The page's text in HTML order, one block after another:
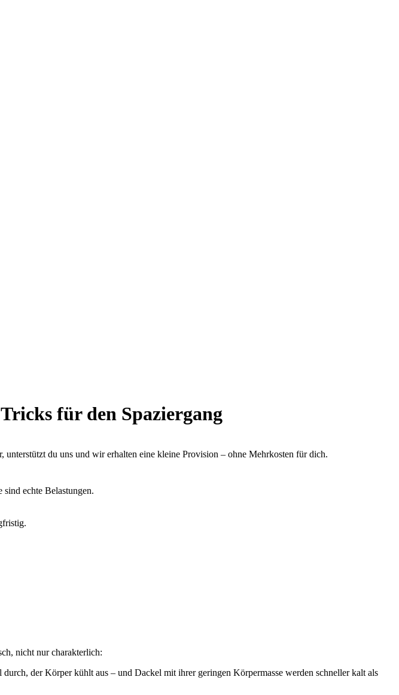
für den Spaziergang
du uns und wir erhalten eine kleine Provision – ohne Mehrkosten für dich.
echte Belastungen.
nicht nur charakterlich:
der Körper kühlt aus – und Dackel mit ihrer geringen Körpermasse werden schneller kalt als